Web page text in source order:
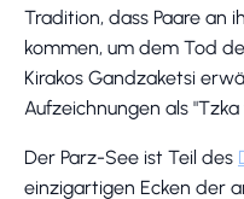
Tradition, dass Paare an
kommen, um dem Tod
Kirakos Gandzaketsi
Aufzeichnungen als
Der Parz-See ist Teil des
einzigartigen Ecken der